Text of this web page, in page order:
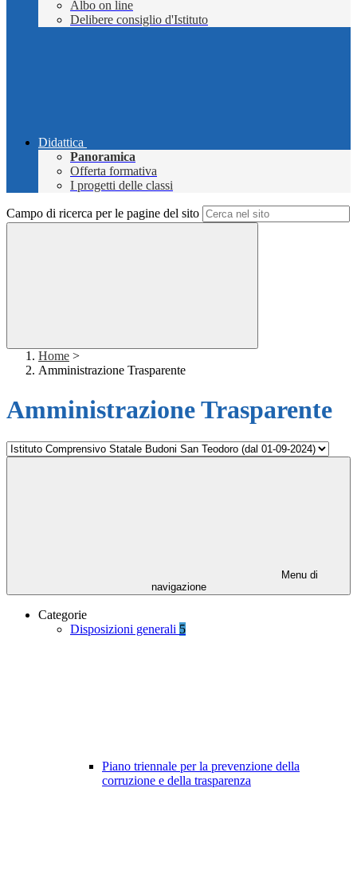
Albo on line
Delibere consiglio d'Istituto
Didattica
Panoramica
Offerta formativa
I progetti delle classi
Campo di ricerca per le pagine del sito
Home >
Amministrazione Trasparente
Amministrazione Trasparente
Menu di
navigazione
Categorie
Disposizioni generali 5
Piano triennale per la prevenzione della
corruzione e della trasparenza